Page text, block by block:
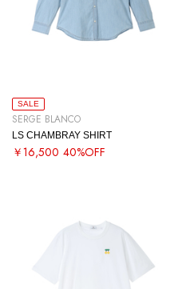
SALE
SERGE BLANCO
LS CHAMBRAY SHIRT
￥16,500 40%OFF